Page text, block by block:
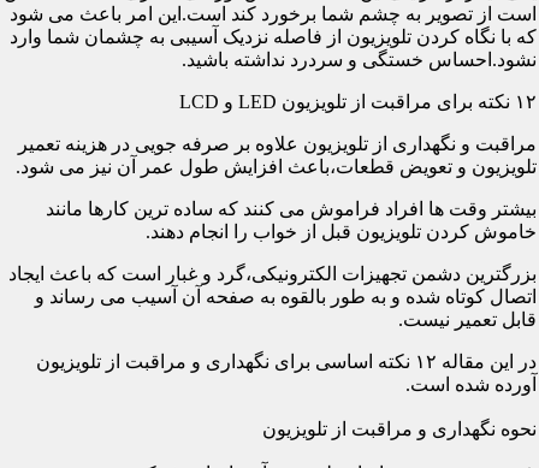
است از تصویر به چشم شما برخورد کند است.این امر باعث می شود
که با نگاه کردن تلویزیون از فاصله نزدیک آسیبی به چشمان شما وارد
نشود.احساس خستگی و سردرد نداشته باشید.
۱۲ نکته برای مراقبت از تلویزیون LED و LCD
مراقبت و نگهداری از تلویزیون علاوه بر صرفه جویی در هزینه تعمیر
تلویزیون و تعویض قطعات،باعث افزایش طول عمر آن نیز می شود.
بیشتر وقت ها افراد فراموش می کنند که ساده ترین کارها مانند
خاموش کردن تلویزیون قبل از خواب را انجام دهند.
بزرگترین دشمن تجهیزات الکترونیکی،گرد و غبار است که باعث ایجاد
اتصال کوتاه شده و به طور بالقوه به صفحه آن آسیب می رساند و
قابل تعمیر نیست.
در این مقاله ۱۲ نکته اساسی برای نگهداری و مراقبت از تلویزیون
آورده شده است.
نحوه نگهداری و مراقبت از تلویزیون